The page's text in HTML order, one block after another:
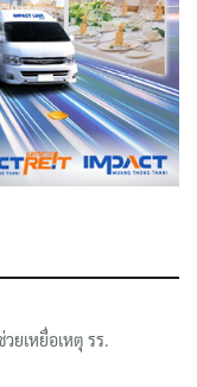
ยเหยื่อเหตุ รร.